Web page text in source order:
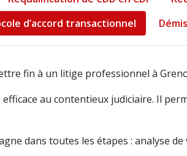
d’accord transactionnel
fin à un litige professionnel à
au contentieux judiciaire. Il
dans toutes les étapes : analyse